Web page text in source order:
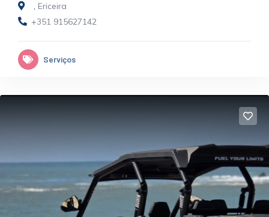
, Ericeira
+351 915627142
Serviços